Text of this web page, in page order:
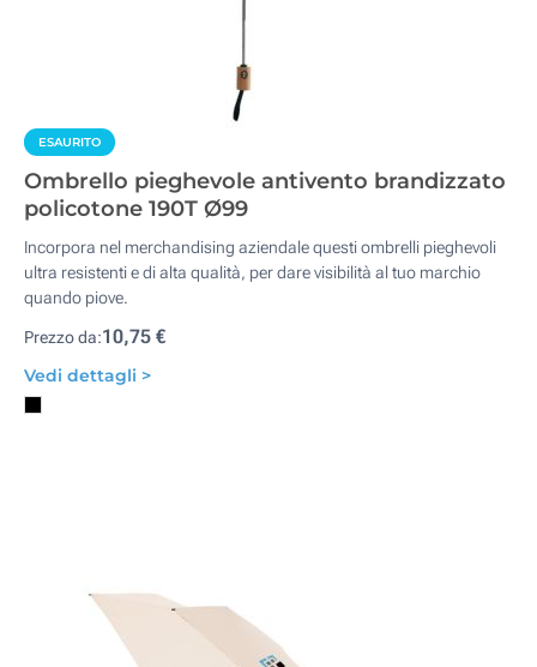
ESAURITO
Ombrello pieghevole antivento brandizzato
policotone 190T Ø99
Incorpora nel merchandising aziendale questi ombrelli pieghevoli
ultra resistenti e di alta qualità, per dare visibilità al tuo marchio
quando piove.
Prezzo da:10,75 €
Vedi dettagli >